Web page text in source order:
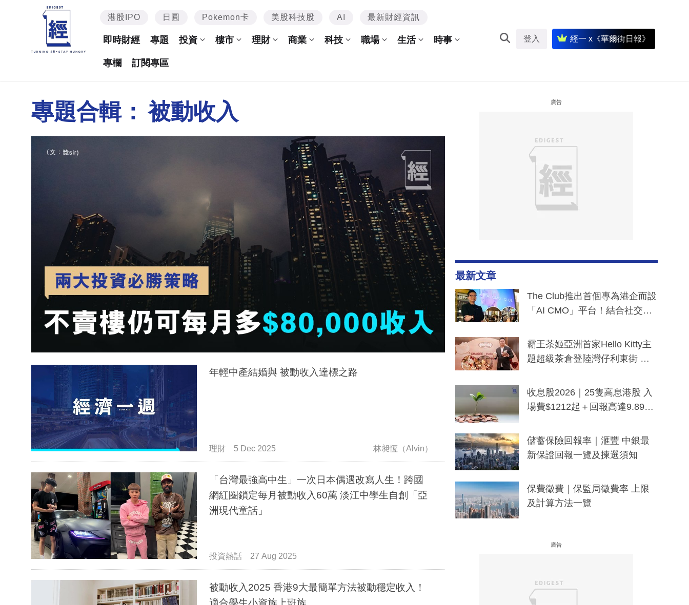
港股IPO 日圓 Pokemon卡 美股科技股 AI 最新財經資訊
即時財經 專題 投資 樓市 理財 商業 科技 職場 生活 時事
專欄 訂閱專區
登入 經一 x《華爾街日報》
專題合輯： 被動收入
年輕中產結婚與 被動收入達標之路
理財 5 Dec 2025 林昶恆（Alvin）
「台灣最強高中生」一次日本偶遇改寫人生！跨國
網紅圈鎖定每月被動收入60萬 淡江中學生自創「亞
洲現代童話」
投資熱話 27 Aug 2025
被動收入2025 香港9大最簡單方法被動穩定收入！
適合學生小資族上班族
廣告
最新文章
The Club推出首個專為港企而設
「AI CMO」平台！結合社交聆
分鐘生成「貼地」宣傳短片
霸王茶姬亞洲首家Hello Kitty主
題超級茶倉登陸灣仔利東街 推
y及香港限定特調系列
收息股2026｜25隻高息港股 入
場費$1212起＋回報高達9.89
儲蓄保險回報率｜滙豐 中銀最
新保證回報一覽及揀選須知
保費徵費｜保監局徵費率 上限
及計算方法一覽
廣告